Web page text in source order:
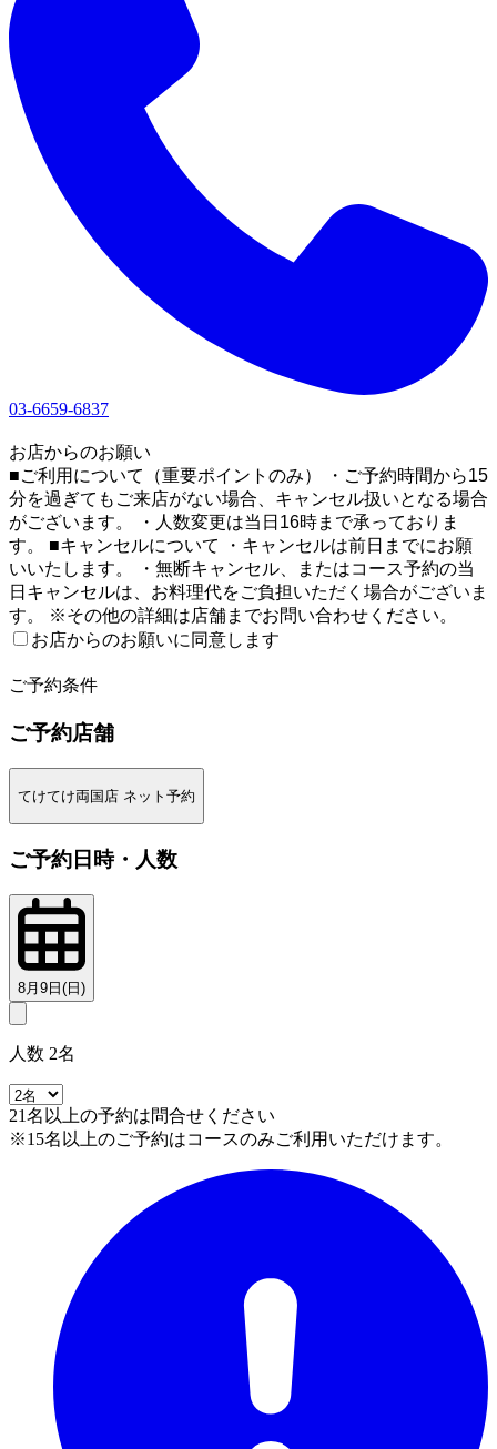
03-6659-6837
お店からのお願い
■ご利用について（重要ポイントのみ） ・ご予約時間から15
分を過ぎてもご来店がない場合、キャンセル扱いとなる場合
がございます。 ・人数変更は当日16時まで承っておりま
す。 ■キャンセルについて ・キャンセルは前日までにお願
いいたします。 ・無断キャンセル、またはコース予約の当
日キャンセルは、お料理代をご負担いただく場合がございま
す。 ※その他の詳細は店舗までお問い合わせください。
お店からのお願いに同意します
ご予約条件
ご予約店舗
てけてけ両国店 ネット予約
ご予約日時・人数
8月9日(日)
人数 2名
21名以上の予約は問合せください
※15名以上のご予約はコースのみご利用いただけます。